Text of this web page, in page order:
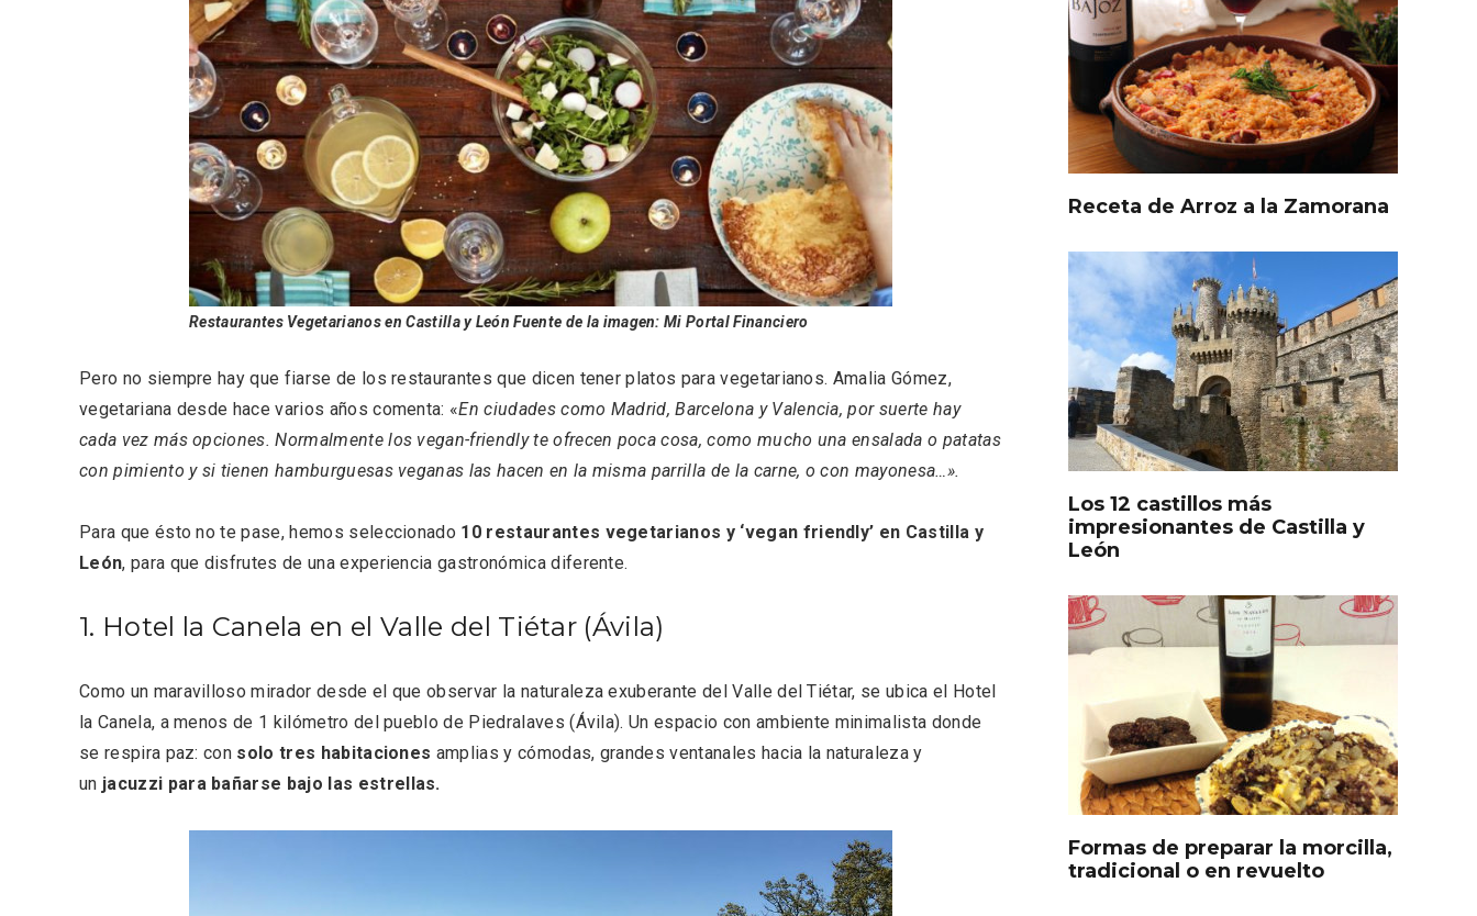
Restaurantes Vegetarianos en Castilla y León Fuente de la imagen: Mi Portal Financiero
Pero no siempre hay que fiarse de los restaurantes que dicen tener platos para vegetarianos. Amalia Gómez,
vegetariana desde hace varios años comenta: «En ciudades como Madrid, Barcelona y Valencia, por suerte hay
cada vez más opciones. Normalmente los vegan-friendly te ofrecen poca cosa, como mucho una ensalada o patatas
con pimiento y si tienen hamburguesas veganas las hacen en la misma parrilla de la carne, o con mayonesa…».
Para que ésto no te pase, hemos seleccionado 10 restaurantes vegetarianos y ‘vegan friendly’ en Castilla y
León, para que disfrutes de una experiencia gastronómica diferente.
1. Hotel la Canela en el Valle del Tiétar (Ávila)
Como un maravilloso mirador desde el que observar la naturaleza exuberante del Valle del Tiétar, se ubica el Hotel
la Canela, a menos de 1 kilómetro del pueblo de Piedralaves (Ávila). Un espacio con ambiente minimalista donde
se respira paz: con solo tres habitaciones amplias y cómodas, grandes ventanales hacia la naturaleza y
un jacuzzi para bañarse bajo las estrellas.
Receta de Arroz a la Zamorana
Los 12 castillos más
impresionantes de Castilla y
León
Formas de preparar la morcilla,
tradicional o en revuelto
V Feria Europea del Queso
La zonificación como
del Vino de Rueda
IV Edición del Festival de
Tierra y Voz
Fiesta de Primavera 2026 en
la Ruta del Vino de Cigales
Enoturismo visitando la
Bodega Museo La Olmilla, en
Paseo nocturno por
Valladolid
IGP Morcilla de Burgos
Disfrutar de la Semana
Santa en Rueda en 2026